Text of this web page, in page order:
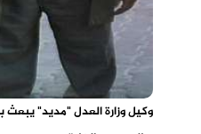
وكيل وزارة العدل "مديد" يبعث